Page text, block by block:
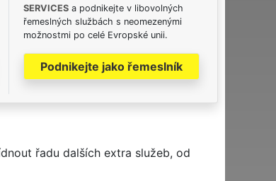
SERVICES a podnikejte v libovolných
řemeslných službách s neomezenými
možnostmi po celé Evropské unii.
Podnikejte jako řemeslník
řadu dalších extra služeb, od